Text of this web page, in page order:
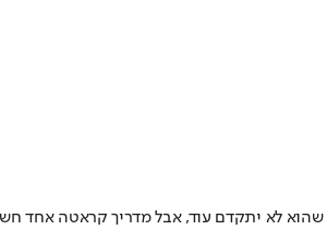
שגרם לו בעיות תפקוד קשות בגפיו • בגיל 9 העריכו הרופאים